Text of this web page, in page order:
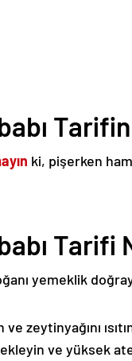
ki, pişerken
Tarifi
yemeklik
ve zeytinyağını
ve yüksek